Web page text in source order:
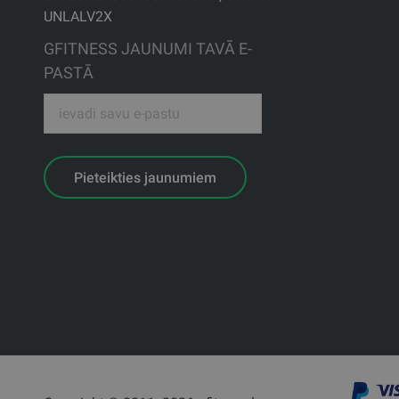
UNLALV2X
GFITNESS JAUNUMI TAVĀ E-
PASTĀ
Pieteikties jaunumiem